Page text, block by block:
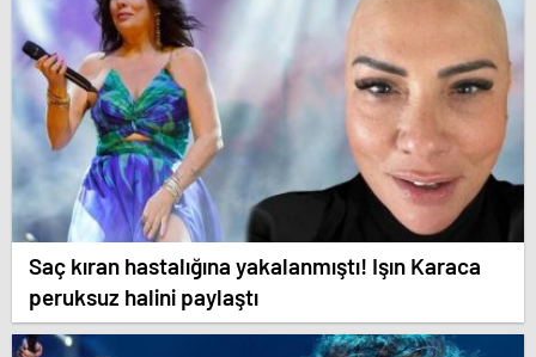
Saç kıran hastalığına yakalanmıştı! Işın Karaca
peruksuz halini paylaştı